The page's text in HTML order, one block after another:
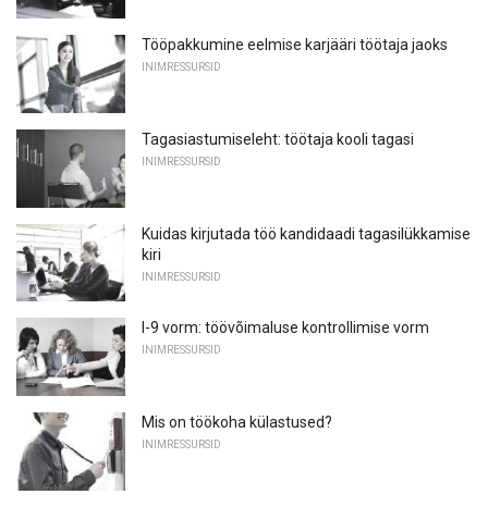
Tööpakkumine eelmise karjääri töötaja jaoks
INIMRESSURSID
Tagasiastumiseleht: töötaja kooli tagasi
INIMRESSURSID
Kuidas kirjutada töö kandidaadi tagasilükkamise
kiri
INIMRESSURSID
I-9 vorm: töövõimaluse kontrollimise vorm
INIMRESSURSID
Mis on töökoha külastused?
INIMRESSURSID